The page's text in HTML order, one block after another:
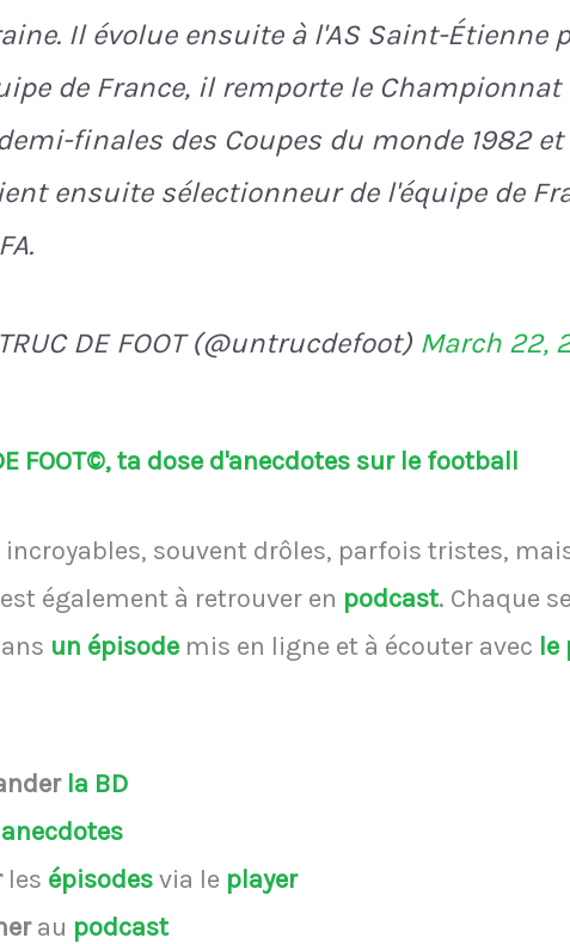
Il évolue ensuite à l'AS Saint-Étienne
de France, il remporte le
finales des Coupes du monde 1982 et
ensuite sélectionneur de l'équipe de
DE FOOT (@untrucdefoot) March 22,
FOOT©, ta dose d'anecdotes sur le football
souvent drôles, parfois tristes,
est également à retrouver en podcast. Chaque
un épisode mis en ligne et à écouter avec le
la BD
anecdotes
les épisodesvia le player
au podcast